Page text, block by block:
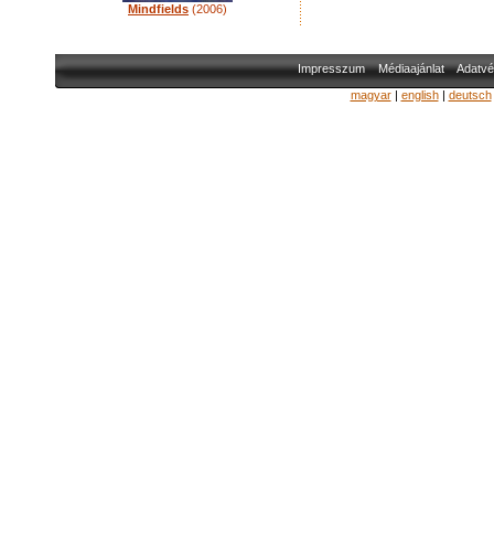
Mindfields (2006)
Impresszum Médiaajánlat
magyar| english| deutsch